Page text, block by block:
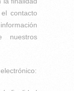
contacto
nuestros